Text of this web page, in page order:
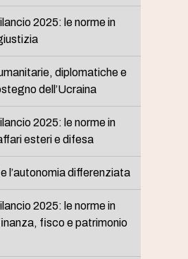
2025: le norme in
diplomatiche e
dell’Ucraina
2025: le norme in
esteri e difesa
l’autonomia differenziata
2025: le norme in
fisco e patrimonio